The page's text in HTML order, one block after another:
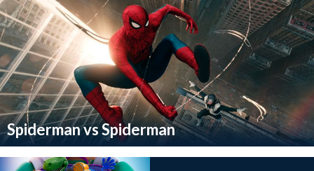
Spiderman vs Spiderman